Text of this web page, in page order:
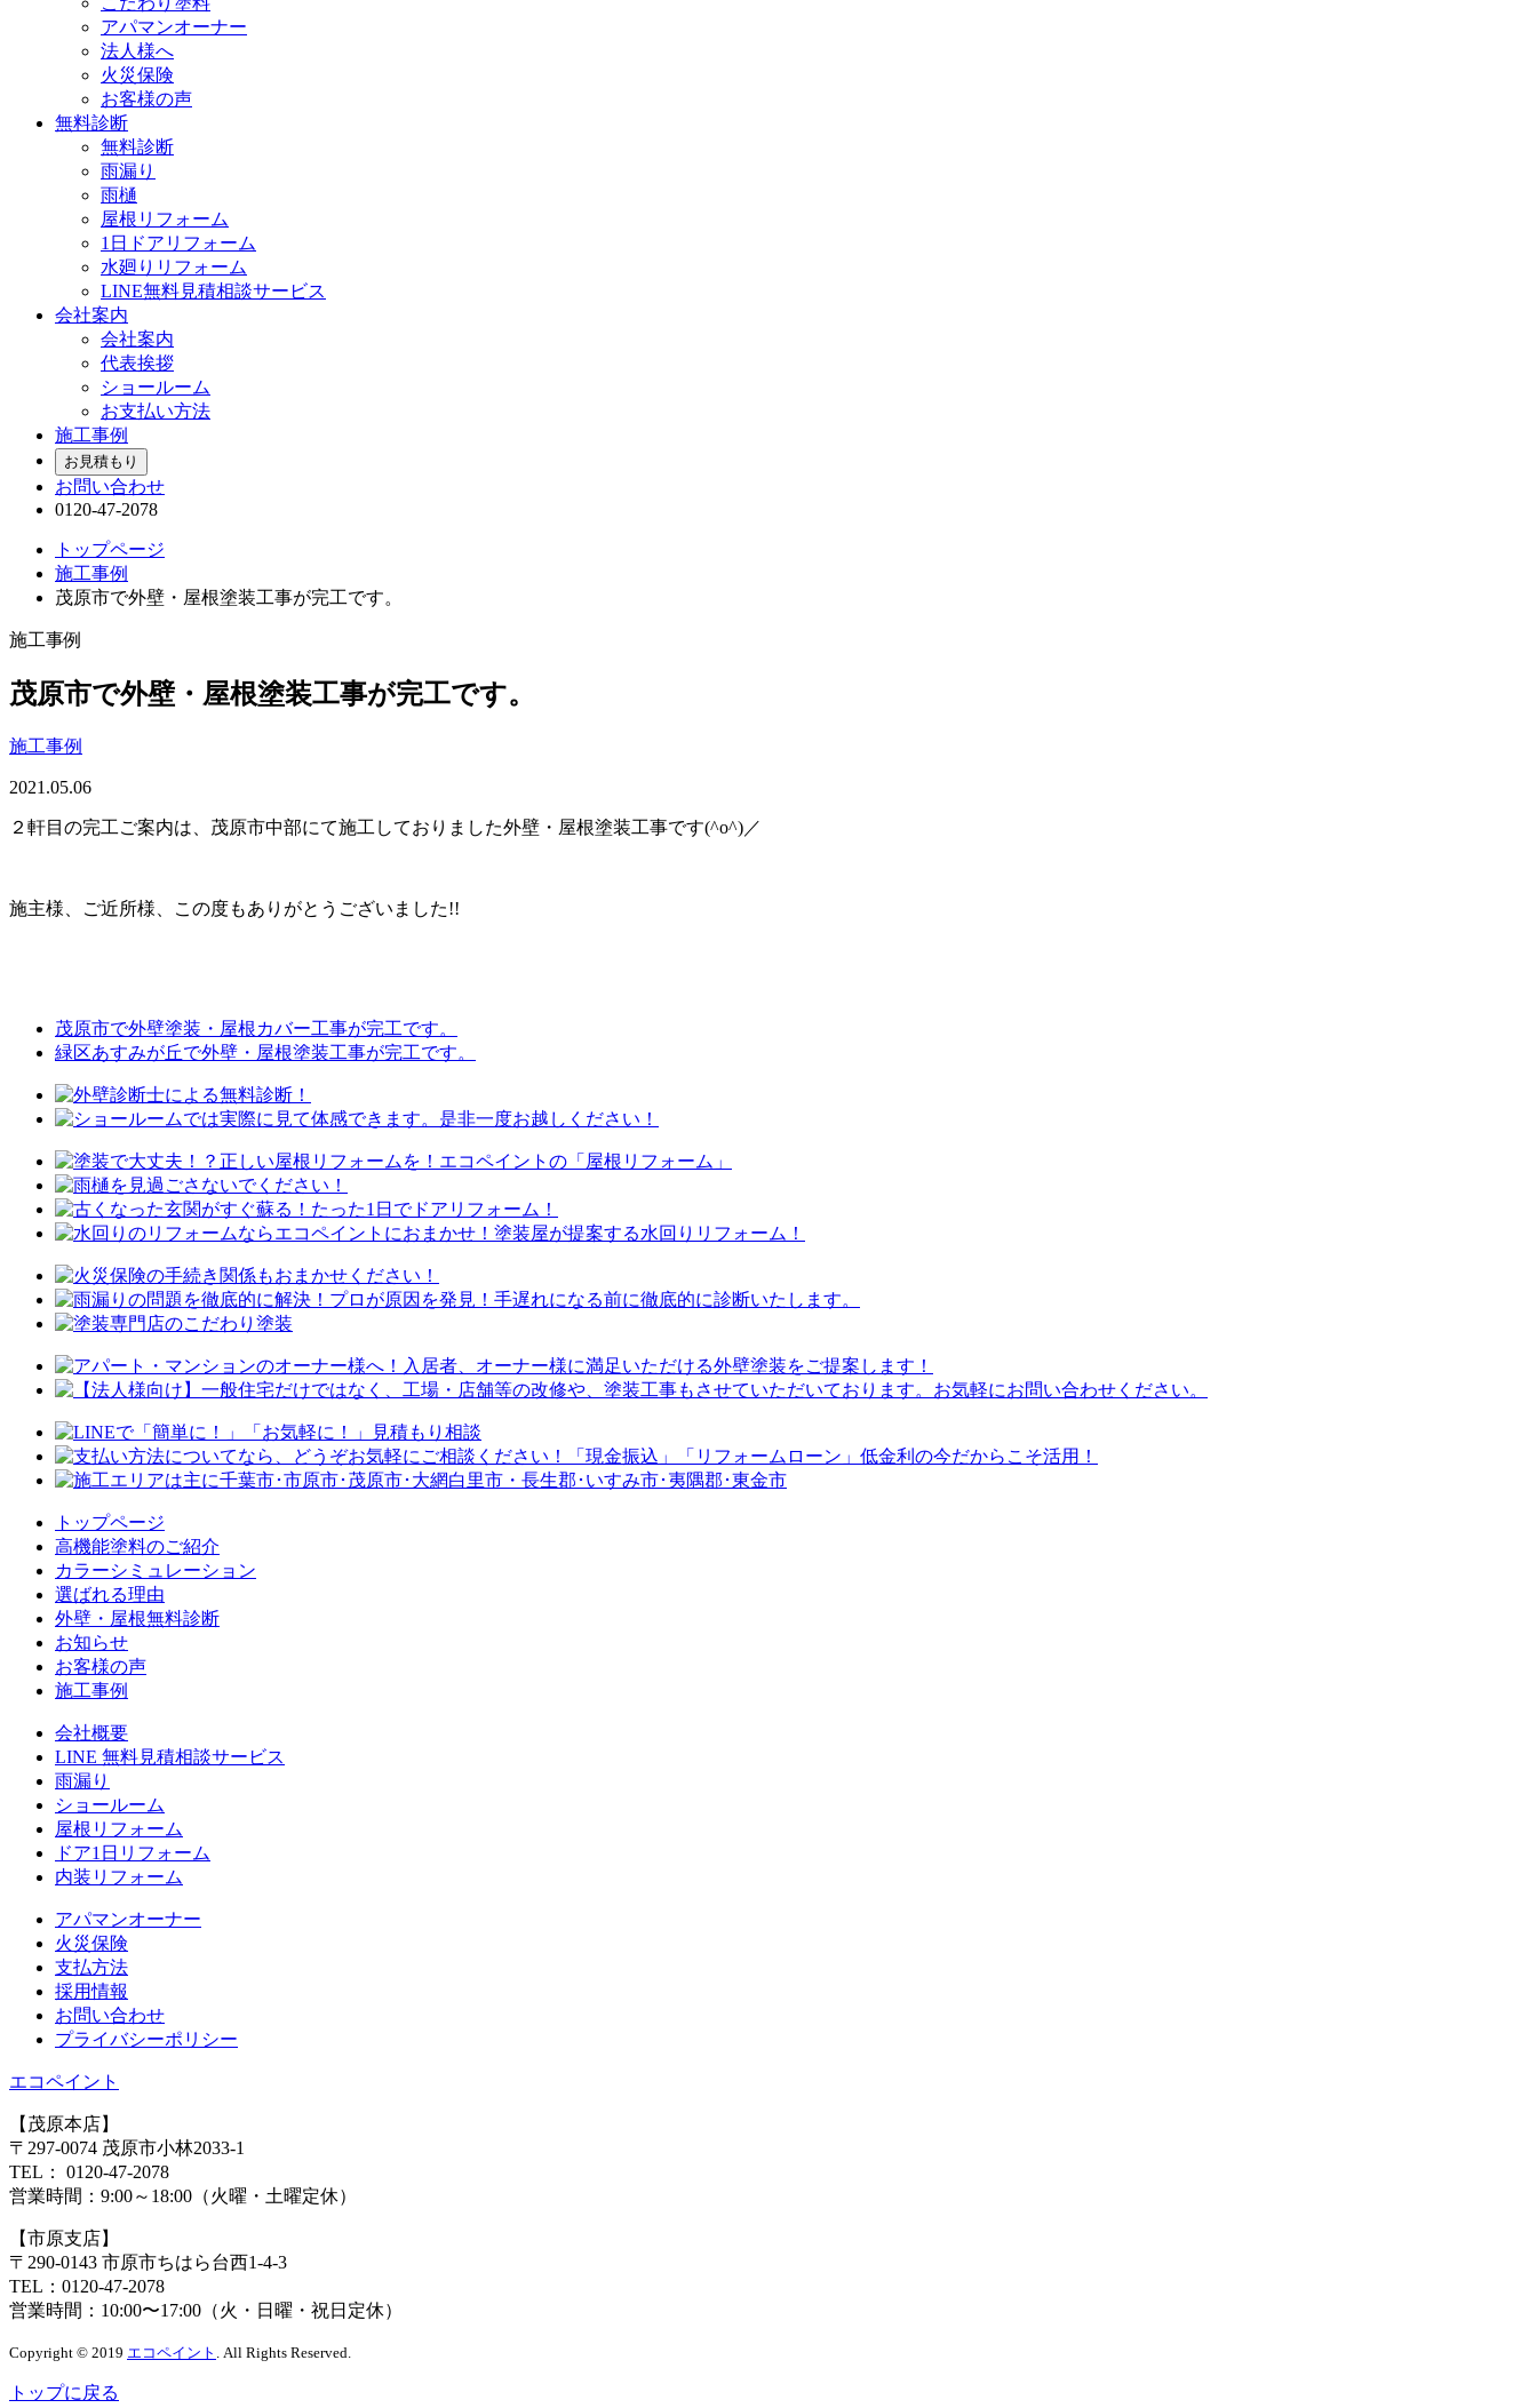
アパマンオーナー
法人様へ
火災保険
お客様の声
無料診断
無料診断
雨漏り
雨樋
屋根リフォーム
1日ドアリフォーム
水廻りリフォーム
LINE無料見積相談サービス
会社案内
会社案内
代表挨拶
ショールーム
お支払い方法
施工事例
お見積もり
お問い合わせ
0120-47-2078
トップページ
施工事例
茂原市で外壁・屋根塗装工事が完工です。
施工事例
茂原市で外壁・屋根塗装工事が完工です。
施工事例
2021.05.06
２軒目の完工ご案内は、茂原市中部にて施工しておりました外壁・屋根塗装工事です(^o^)／
施主様、ご近所様、この度もありがとうございました!!
茂原市で外壁塗装・屋根カバー工事が完工です。
緑区あすみが丘で外壁・屋根塗装工事が完工です。
トップページ
⾼機能塗料のご紹介
カラーシミュレーション
選ばれる理由
外壁・屋根無料診断
お知らせ
お客様の声
施⼯事例
会社概要
LINE 無料⾒積相談サービス
⾬漏り
ショールーム
屋根リフォーム
ドア1⽇リフォーム
内装リフォーム
アパマンオーナー
⽕災保険
⽀払⽅法
採⽤情報
お問い合わせ
プライバシーポリシー
エコペイント
【茂原本店】
〒297-0074 茂原市小林2033-1
TEL：
0120-47-2078
営業時間： 9:00～18:00（火曜・土曜定休）
【市原支店】
〒290-0143 市原市ちはら台西1-4-3
TEL： 0120-47-2078
営業時間： 10:00〜17:00（火・日曜・祝日定休）
Copyright © 2019 エコペイント . All Rights Reserved.
トップに戻る